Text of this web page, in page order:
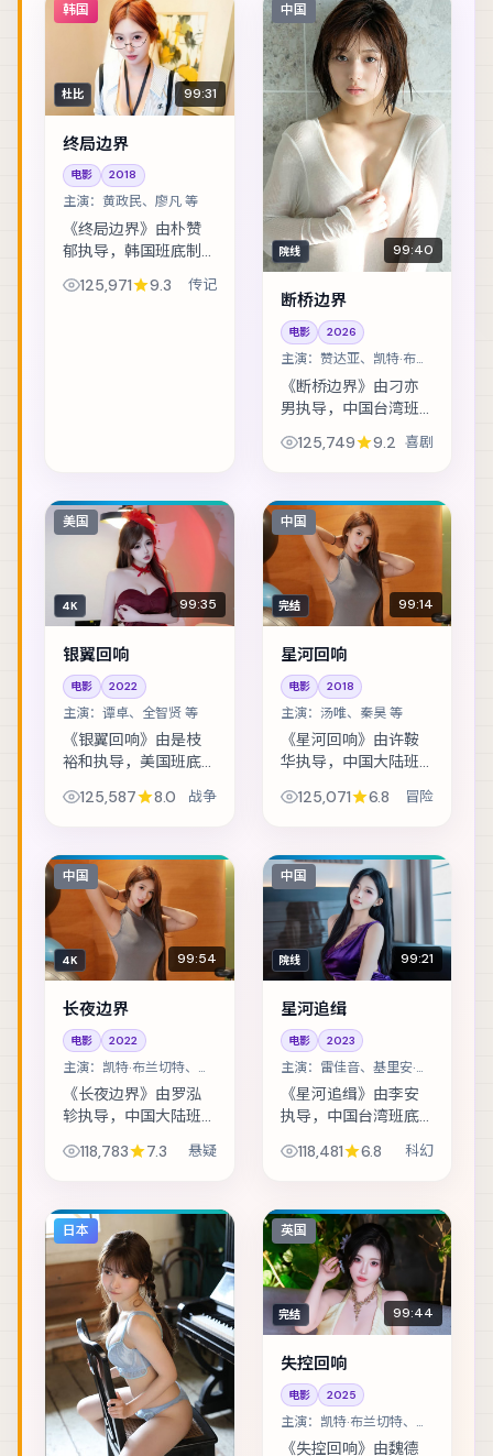
韩国
杜比 99:31
终局边界
电影 2018
主演： 黄政民、廖凡 等
《终局边界》由朴赞
郁执导，韩国班底制
作，类型定位为传
记。假释犯回到社区
125,971 9.3 传记
中国
院线 99:40
断桥边界
电影 2026
主演： 赞达亚、凯特·布兰
切特 等
《断桥边界》由刁亦
男执导，中国台湾班
喜剧。古籍修复师发
史。主演包括赞达
亚、凯特·布兰切特、
125,749 9.2 喜剧
美国
4K 99:35
银翼回响
电影 2022
主演： 谭卓、全智贤 等
《银翼回响》由是枝
裕和执导，美国班底
争。网红直播途中闯
主演包括谭卓、全智
贤、汤唯 等，表演...
125,587 8.0 战争
中国
完结 99:14
星河回响
电影 2018
主演： 汤唯、秦昊 等
《星河回响》由许鞍
华执导，中国大陆班
冒险。退役特工重返
演包括汤唯、秦昊、
木村拓哉 等，表演...
125,071 6.8 冒险
中国
4K 99:54
长夜边界
电影 2022
主演： 凯特·布兰切特、周
迅 等
《长夜边界》由罗泓
轸执导，中国大陆班
悬疑。马戏团巡演最
案。主演包括凯特·布
兰切特、周迅、张译...
118,783 7.3 悬疑
中国
院线 99:21
星河追缉
电影 2023
主演： 雷佳音、基里安·墨
菲 等
《星河追缉》由李安
执导，中国台湾班底
幻。一场看似普通的
演包括雷佳音、基里
安·墨菲、宋佳 等...
118,481 6.8 科幻
日本 英国
完结 99:44
失控回响
电影 2025
主演： 凯特·布兰切特、张
震 等
《失控回响》由魏德